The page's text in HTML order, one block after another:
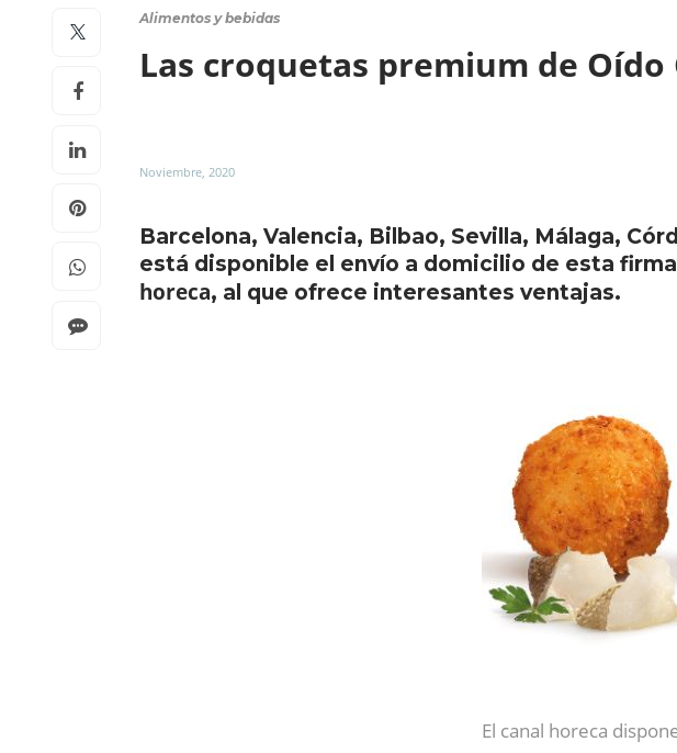
Alimentos y bebidas
Las croquetas premium de
Noviembre, 2020
Barcelona, Valencia, Bilbao, Sevilla, Málaga,
está disponible el envío a domicilio de esta
horeca, al que ofrece interesantes ventajas.
El canal horeca